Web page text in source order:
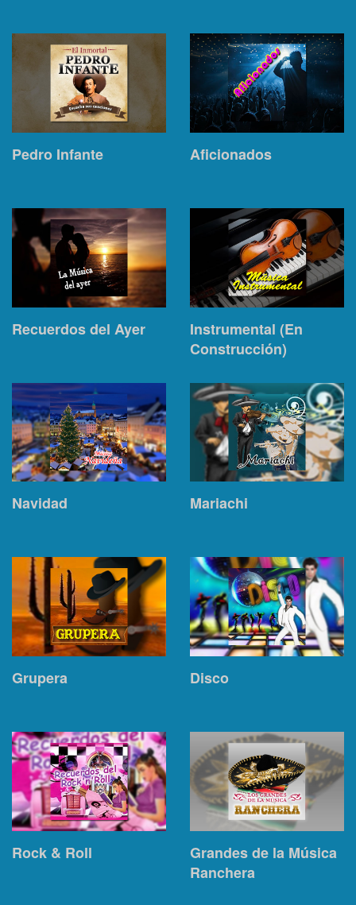
Pedro Infante Aficionados
Recuerdos del Ayer
Instrumental (En
Construcción)
Navidad Mariachi
Grupera Disco
Rock & Roll
Grandes de la Música
Ranchera